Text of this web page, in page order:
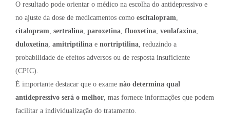
O resultado pode orientar o médico na escolha do antidepressivo e
no ajuste da dose de medicamentos como escitalopram,
citalopram, sertralina, paroxetina, fluoxetina, venlafaxina,
duloxetina, amitriptilina e nortriptilina, reduzindo a
probabilidade de efeitos adversos ou de resposta insuficiente
(CPIC).
É importante destacar que o exame não determina qual
antidepressivo será o melhor, mas fornece informações que podem
facilitar a individualização do tratamento.